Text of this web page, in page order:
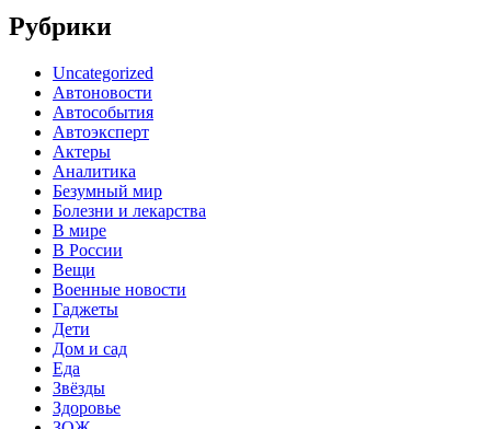
Рубрики
Uncategorized
Автоновости
Автособытия
Автоэксперт
Актеры
Аналитика
Безумный мир
Болезни и лекарства
В мире
В России
Вещи
Военные новости
Гаджеты
Дети
Дом и сад
Еда
Звёзды
Здоровье